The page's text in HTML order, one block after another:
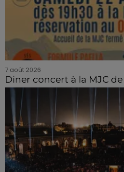
7 août 2026
Diner concert à la MJC